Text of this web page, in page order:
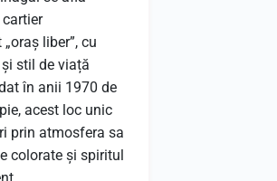
liber”, cu
stil de viață
în anii 1970 de
acest loc unic
prin atmosfera sa
colorate și spiritul